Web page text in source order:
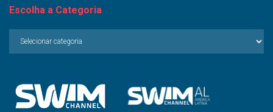
Escolha a Categoria
Escolha